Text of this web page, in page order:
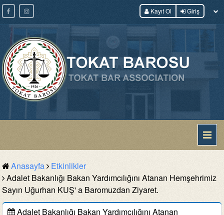
Kayıt Ol Giriş
Anasayfa
Etkinlikler
Adalet Bakanlığı Bakan Yardımcılığını Atanan Hemşehrimiz
Sayın Uğurhan KUŞ' a Baromuzdan Ziyaret.
Adalet Bakanlığı Bakan Yardımcılığını Atanan